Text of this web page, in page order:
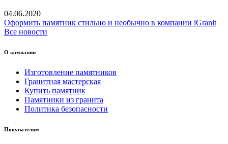
04.06.2020
Оформить памятник стильно и необычно в компании iGranit
Все новости
О компании
Изготовление памятников
Гранитная мастерская
Купить памятник
Памятники из гранита
Политика безопасности
Покупателям